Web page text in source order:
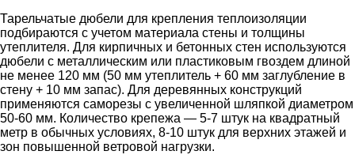
Тарельчатые дюбели для крепления теплоизоляции
подбираются с учетом материала стены и толщины
утеплителя. Для кирпичных и бетонных стен используются
дюбели с металлическим или пластиковым гвоздем длиной
не менее 120 мм (50 мм утеплитель + 60 мм заглубление в
стену + 10 мм запас). Для деревянных конструкций
применяются саморезы с увеличенной шляпкой диаметром
50-60 мм. Количество крепежа — 5-7 штук на квадратный
метр в обычных условиях, 8-10 штук для верхних этажей и
зон повышенной ветровой нагрузки.